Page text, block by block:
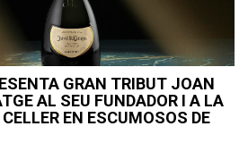
GRAN TRIBUT JOAN
AL SEU FUNDADOR I A LA
EN ESCUMOSOS DE